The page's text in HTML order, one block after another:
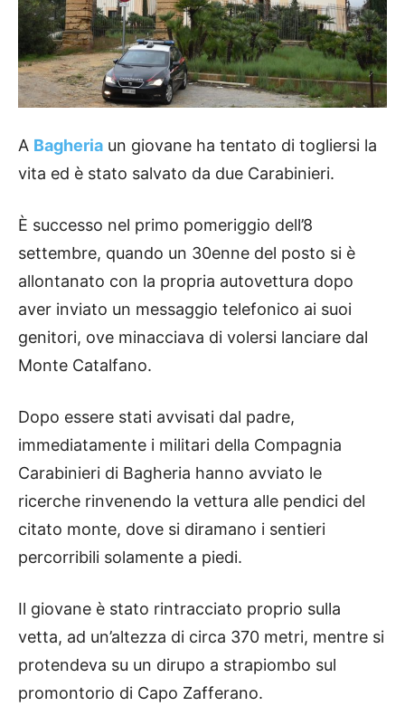
A Bagheria un giovane ha tentato di togliersi la
vita ed è stato salvato da due Carabinieri.
È successo nel primo pomeriggio dell’8
settembre, quando un 30enne del posto si è
allontanato con la propria autovettura dopo
aver inviato un messaggio telefonico ai suoi
genitori, ove minacciava di volersi lanciare dal
Monte Catalfano.
Dopo essere stati avvisati dal padre,
immediatamente i militari della Compagnia
Carabinieri di Bagheria hanno avviato le
ricerche rinvenendo la vettura alle pendici del
citato monte, dove si diramano i sentieri
percorribili solamente a piedi.
Il giovane è stato rintracciato proprio sulla
vetta, ad un’altezza di circa 370 metri, mentre si
protendeva su un dirupo a strapiombo sul
promontorio di Capo Zafferano.